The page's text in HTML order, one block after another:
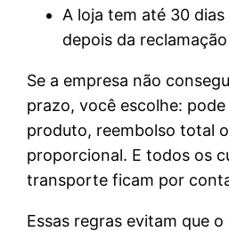
A loja tem até 30
depois da reclamação
Se a empresa não
prazo, você escolhe:
produto, reembolso total
proporcional. E todos os
transporte ficam por
Essas regras evitam que